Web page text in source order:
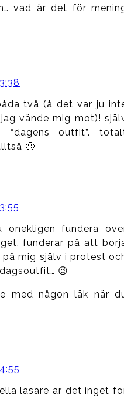
vad är det för
två (å det var ju
vände mig mot)!
outfit”.
🙂
onekligen fundera
funderar på att
på mig själv i protest
😉
med någon läk när
läsare är det inget